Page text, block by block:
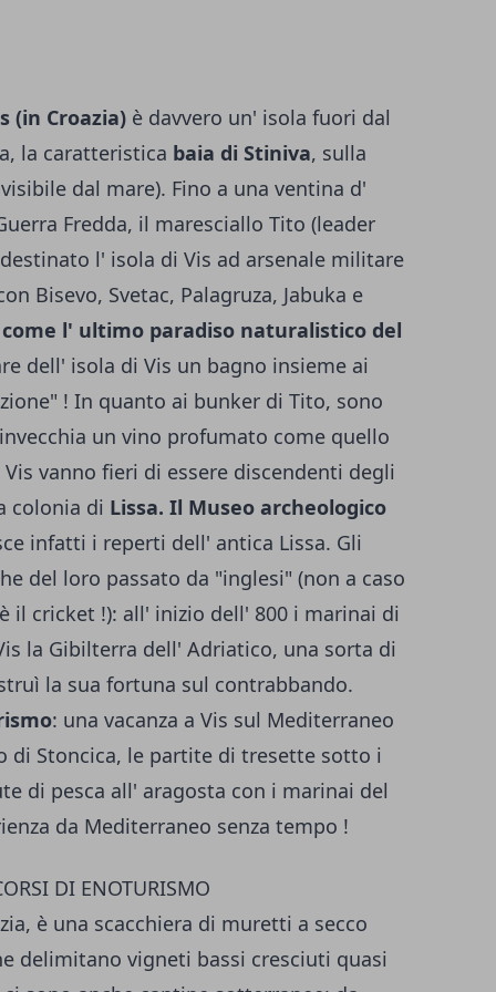
(in Croazia) è davvero un' isola fuori dal
la caratteristica baia di Stiniva, sulla
dal mare). Fino a una ventina d'
Fredda, il maresciallo Tito (leader
l' isola di Vis ad arsenale militare
Bisevo, Svetac, Palagruza, Jabuka e
come l' ultimo paradiso naturalistico del
dell' isola di Vis un bagno insieme ai
! In quan­to ai bunker di Tito, sono
un vino profumato come quello
vanno fieri di essere discendenti degli
colonia di Lissa. Il Museo archeologico
infatti i reperti dell' antica Lissa. Gli
del loro passato da "inglesi" (non a caso
il cricket !): all' inizio dell' 800 i marinai di
la Gibilterra dell' Adriatico, una sorta di
la sua for­tuna sul contrabbando.
: una vacanza a Vis sul Mediterraneo
di Stoncica, le partite di tresette sotto i
di pesca all' aragosta con i marinai del
da Mediterraneo senza tempo !
DI ENOTURISMO
è una scacchiera di muretti a secco
delimitano vigneti bassi cresciuti quasi